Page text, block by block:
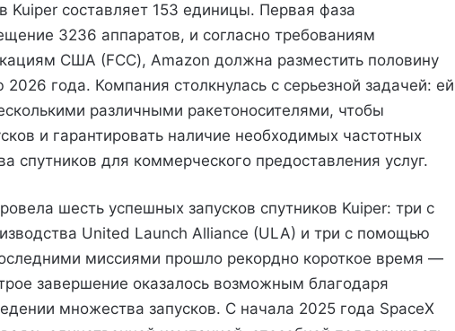
Kuiper составляет 153 единицы. Первая фаза
3236 аппаратов, и согласно требованиям
США (FCC), Amazon должна разместить половину
года. Компания столкнулась с серьезной задачей: ей
различными ракетоносителями, чтобы
и гарантировать наличие необходимых частотных
спутников для коммерческого предоставления услуг.
шесть успешных запусков спутников Kuiper: три с
United Launch Alliance (ULA) и три с помощью
миссиями прошло рекордно короткое время —
завершение оказалось возможным благодаря
множества запусков. С начала 2025 года SpaceX